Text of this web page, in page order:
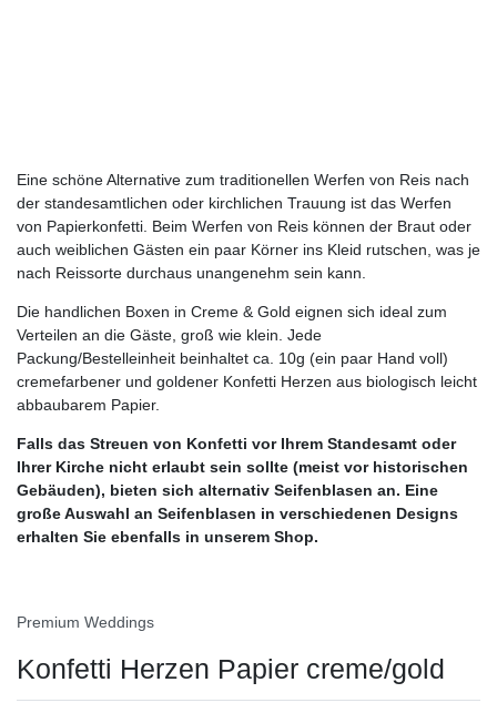
Eine schöne Alternative zum traditionellen Werfen von Reis nach
der standesamtlichen oder kirchlichen Trauung ist das Werfen
von Papierkonfetti. Beim Werfen von Reis können der Braut oder
auch weiblichen Gästen ein paar Körner ins Kleid rutschen, was je
nach Reissorte durchaus unangenehm sein kann.
Die handlichen Boxen in Creme & Gold eignen sich ideal zum
Verteilen an die Gäste, groß wie klein. Jede
Packung/Bestelleinheit beinhaltet ca. 10g (ein paar Hand voll)
cremefarbener und goldener Konfetti Herzen aus biologisch leicht
abbaubarem Papier.
Falls das Streuen von Konfetti vor Ihrem Standesamt oder
Ihrer Kirche nicht erlaubt sein sollte (meist vor historischen
Gebäuden), bieten sich alternativ Seifenblasen an. Eine
große Auswahl an Seifenblasen in verschiedenen Designs
erhalten Sie ebenfalls in unserem Shop.
Premium Weddings
Konfetti Herzen Papier creme/gold